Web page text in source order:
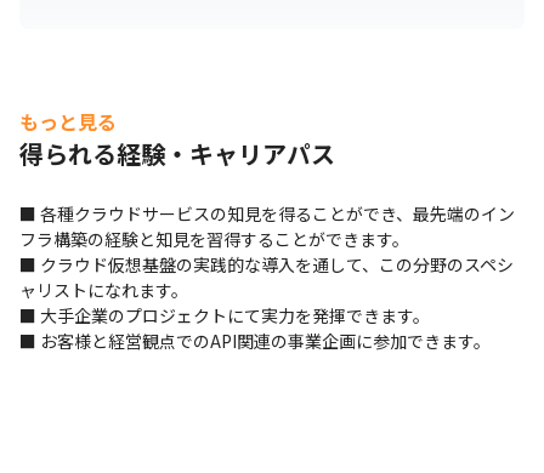
もっと見る
得られる経験・キャリアパス
■ 各種クラウドサービスの知見を得ることができ、最先端のイン
フラ構築の経験と知見を習得することができます。
■ クラウド仮想基盤の実践的な導入を通して、この分野のスペシ
ャリストになれます。
■ 大手企業のプロジェクトにて実力を発揮できます。
■ お客様と経営観点でのAPI関連の事業企画に参加できます。